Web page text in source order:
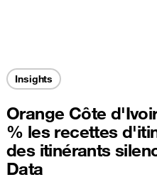
Insights
Orange Côte
% les recettes
des itinérants
Data